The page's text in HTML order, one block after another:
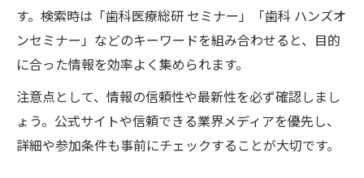
す。検索時は「歯科医療総研 セミナー」「歯科 ハンズオ
ンセミナー」などのキーワードを組み合わせると、目的
に合った情報を効率よく集められます。
注意点として、情報の信頼性や最新性を必ず確認しまし
ょう。公式サイトや信頼できる業界メディアを優先し、
詳細や参加条件も事前にチェックすることが大切です。